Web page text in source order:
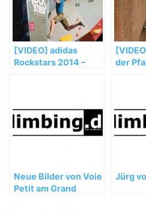
[VIDEO] adidas
Rockstars 2014 –
der
Neue Bilder von Voie
Petit am Grand
Jürg